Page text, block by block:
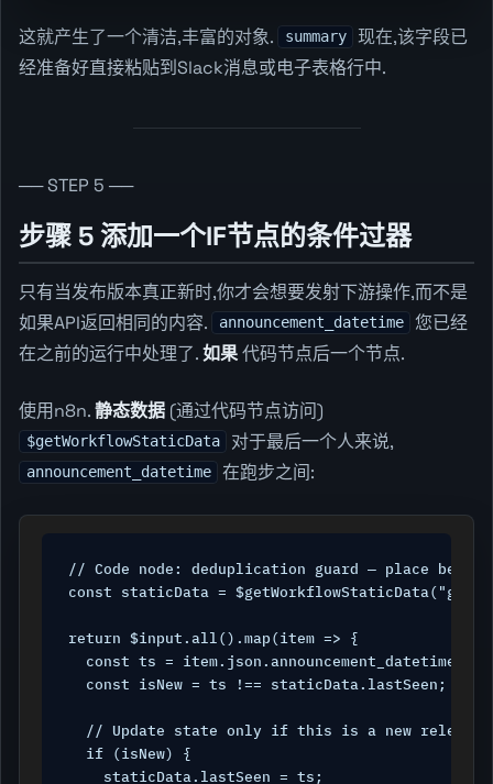
这就产生了一个清洁,丰富的对象. summary
现在,该字段已
经准备好直接粘贴到Slack消息或电子表格行中.
── STEP 5 ──
步骤 5 添加一个IF节点的条件过器
只有当发布版本真正新时,你才会想要发射下游操作,而不是
如果API返回相同的内容.
announcement_datetime
您已经
在之前的运行中处理了.如果代码节点后一个节点.
使用n8n.静态数据 (通过代码节点访问)
$getWorkflowStaticData 对于最后一个人来说,
announcement_datetime 在跑步之间:
// Code node: deduplication guard — place
const staticData =
return $input.all().map(item => {
  const ts = item.json.announcement_datetime;
  const isNew = ts !== staticData.lastSeen;
  // Update state only if this is a new release
  if (isNew) {
    staticData.lastSeen = ts;